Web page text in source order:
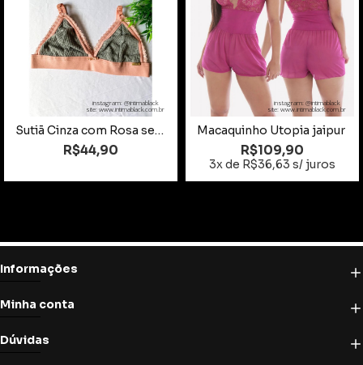
instagram: @intimablack
site: www.intimablack.com.br
Sutiã Cinza com Rosa sem Bojo e sem Aro Tamanho GG
R$44,90
instagram: @intimablack
site: www.intimablack.com.br
Macaquinho Utopia jaipur
R$109,90
3x de R$36,63 s/ juros
Informações
Minha conta
Dúvidas